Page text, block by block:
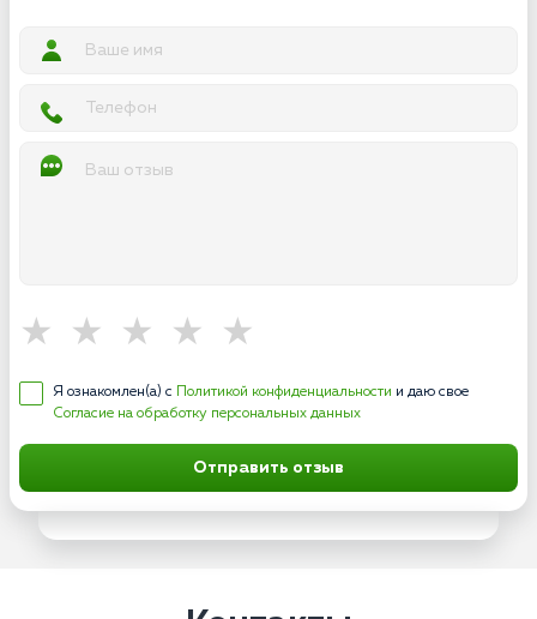
Я ознакомлен(а) с Политикой конфиденциальности и даю свое
Согласие на обработку персональных данных
Отправить отзыв